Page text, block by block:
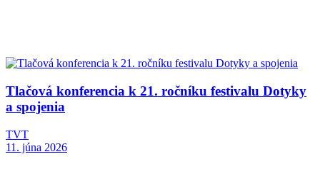
Tlačová konferencia k 21. ročníku festivalu Dotyky
a spojenia
TVT
11. júna 2026